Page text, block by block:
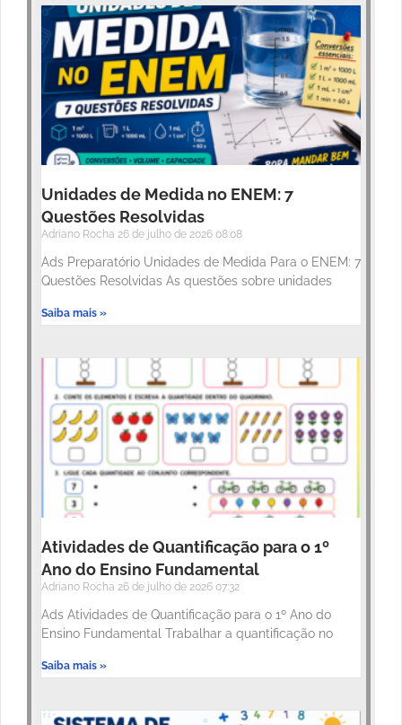
Unidades de Medida no ENEM: 7
Questões Resolvidas
Adriano Rocha 26 de julho de 2026 08:08
Ads Preparatório Unidades de Medida Para o ENEM: 7
Questões Resolvidas As questões sobre unidades
Saiba mais »
Atividades de Quantificação para o 1º
Ano do Ensino Fundamental
Adriano Rocha 26 de julho de 2026 07:32
Ads Atividades de Quantificação para o 1º Ano do
Ensino Fundamental Trabalhar a quantificação no
Saiba mais »